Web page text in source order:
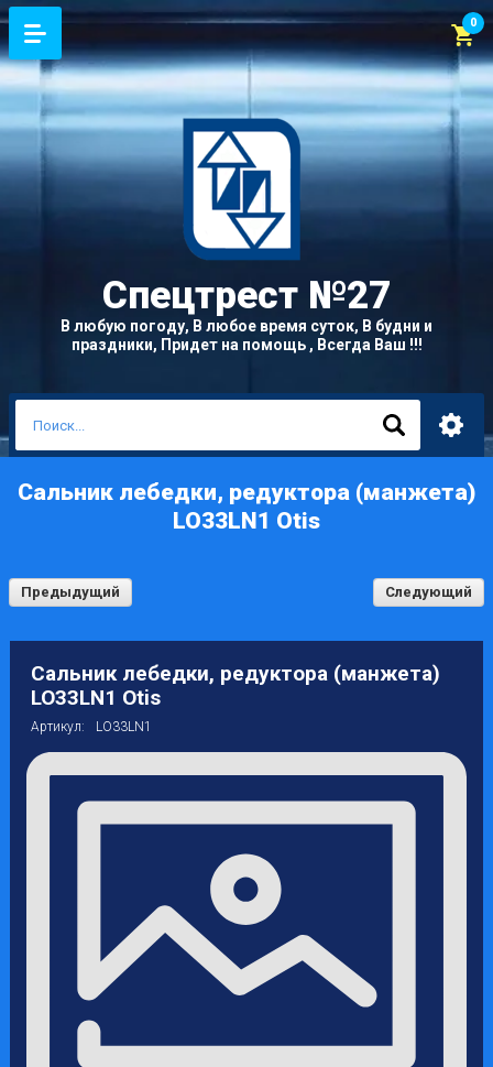
0
Спецтрест №27
В любую погоду, В любое время суток, В будни и
праздники, Придет на помощь , Всегда Ваш !!!
Сальник лебедки, редуктора (манжета)
LO33LN1 Otis
Предыдущий Следующий
Сальник лебедки, редуктора (манжета)
LO33LN1 Otis
Артикул: LO33LN1